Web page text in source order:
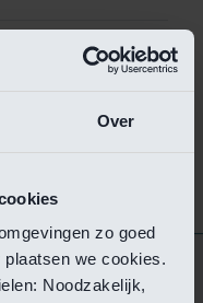
Over
zo goed
we cookies.
Noodzakelijk,